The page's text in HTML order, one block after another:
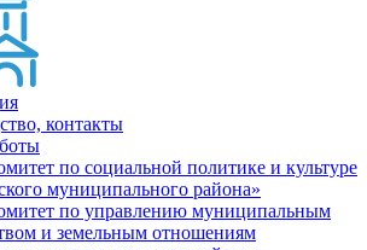
контакты
по социальной политике и культуре
муниципального района»
по управлению муниципальным
и земельным отношениям